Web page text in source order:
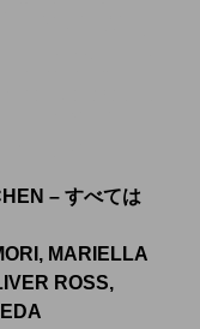
– すべては
MARIELLA
ROSS,